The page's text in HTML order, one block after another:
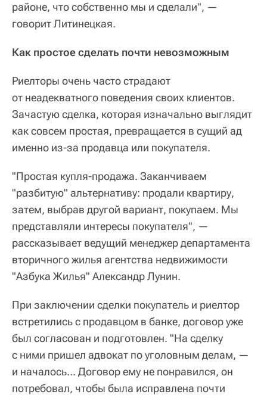
районе, что собственно мы и сделали", —
говорит Литинецкая.
Как простое сделать почти невозможным
Риелторы очень часто страдают
от неадекватного поведения своих клиентов.
Зачастую сделка, которая изначально выглядит
как совсем простая, превращается в сущий ад
именно из-за продавца или покупателя.
"Простая купля-продажа. Заканчиваем
"разбитую" альтернативу: продали квартиру,
затем, выбрав другой вариант, покупаем. Мы
представляли интересы покупателя", —
рассказывает ведущий менеджер департамента
вторичного жилья агентства недвижимости
"Азбука Жилья" Александр Лунин.
При заключении сделки покупатель и риелтор
встретились с продавцом в банке, договор уже
был согласован и подготовлен. "На сделку
с ними пришел адвокат по уголовным делам, —
и началось… Договор ему не понравился, он
потребовал, чтобы была исправлена почти